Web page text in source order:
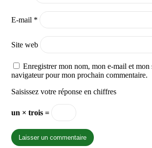
E-mail *
Site web
Enregistrer mon nom, mon e-mail et mon
navigateur pour mon prochain commentaire.
Saisissez votre réponse en chiffres
un × trois =